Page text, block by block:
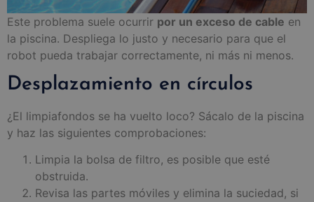
Este problema suele ocurrir por un exceso de cable en
la piscina. Despliega lo justo y necesario para que el
robot pueda trabajar correctamente, ni más ni menos.
Desplazamiento en círculos
¿El limpiafondos se ha vuelto loco? Sácalo de la piscina
y haz las siguientes comprobaciones:
Limpia la bolsa de filtro, es posible que esté
obstruida.
Revisa las partes móviles y elimina la suciedad, si